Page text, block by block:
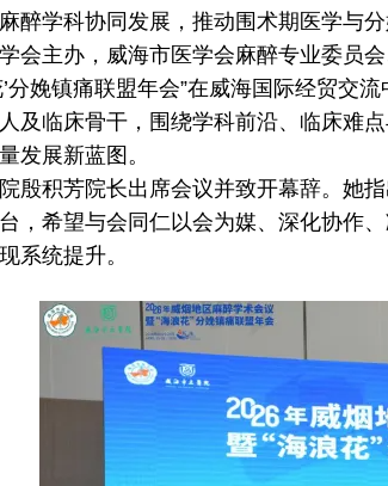
学科协同发展，推动围术期医学与分
会主办，威海市医学会麻醉专业委员
’分娩镇痛联盟年会”在威海国际经贸交
及临床骨干，围绕学科前沿、临床难
发展新蓝图。
积芳院长出席会议并致开幕辞。她指
，希望与会同仁以会为媒、深化协作
系统提升。